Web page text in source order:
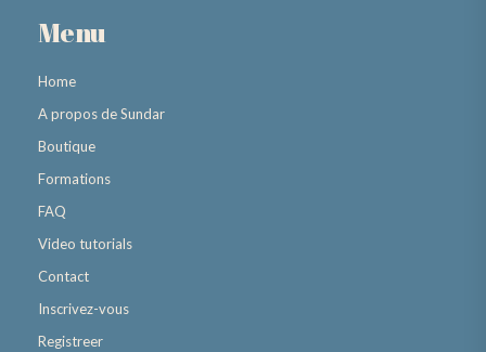
Menu
Home
A propos de Sundar
Boutique
Formations
FAQ
Video tutorials
Contact
Inscrivez-vous
Registreer